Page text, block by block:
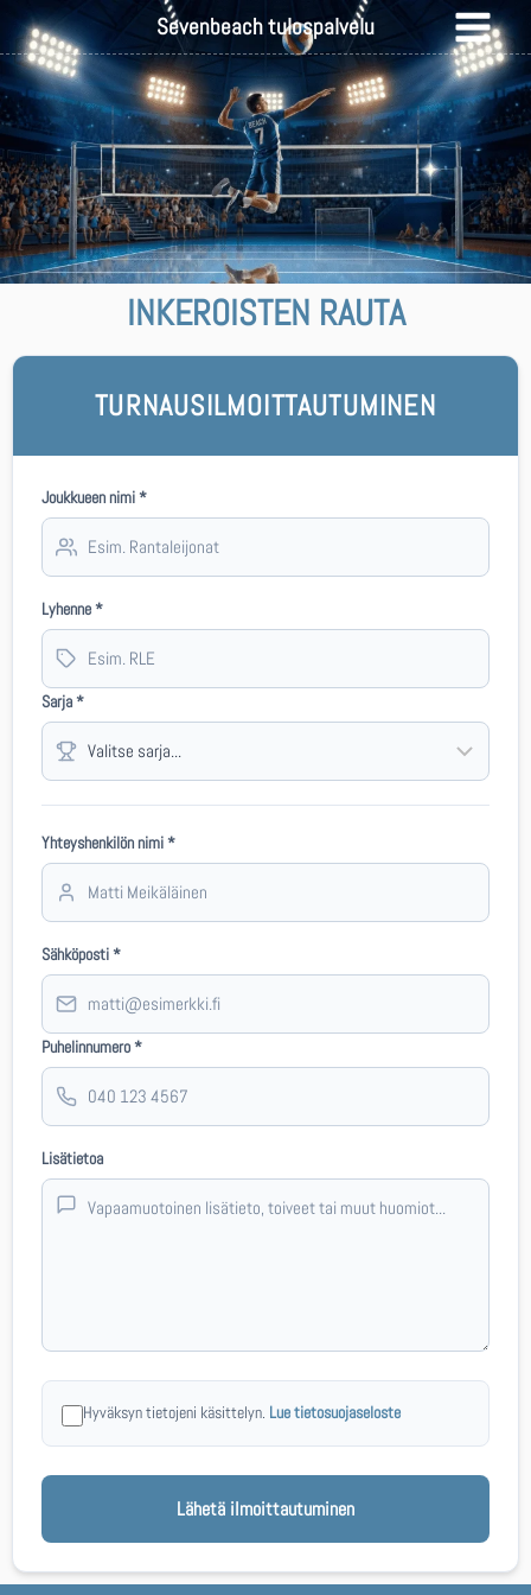
Sevenbeach tulospalvelu
INKEROISTEN RAUTA
TURNAUSILMOITTAUTUMINEN
Joukkueen nimi *
Lyhenne *
Sarja *
Yhteyshenkilön nimi *
Sähköposti *
Puhelinnumero *
Lisätietoa
Hyväksyn tietojeni käsittelyn. Lue tietosuojaseloste
Lähetä ilmoittautuminen